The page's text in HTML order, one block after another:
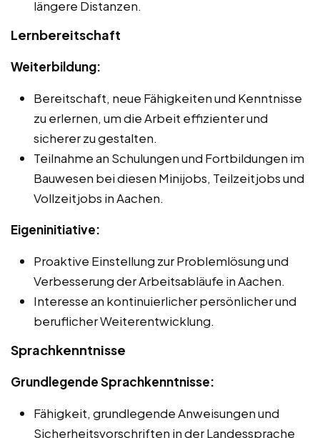
längere Distanzen.
Lernbereitschaft
Weiterbildung:
Bereitschaft, neue Fähigkeiten und Kenntnisse
zu erlernen, um die Arbeit effizienter und
sicherer zu gestalten.
Teilnahme an Schulungen und Fortbildungen im
Bauwesen bei diesen Minijobs, Teilzeitjobs und
Vollzeitjobs in Aachen.
Eigeninitiative:
Proaktive Einstellung zur Problemlösung und
Verbesserung der Arbeitsabläufe in Aachen.
Interesse an kontinuierlicher persönlicher und
beruflicher Weiterentwicklung.
Sprachkenntnisse
Grundlegende Sprachkenntnisse:
Fähigkeit, grundlegende Anweisungen und
Sicherheitsvorschriften in der Landessprache